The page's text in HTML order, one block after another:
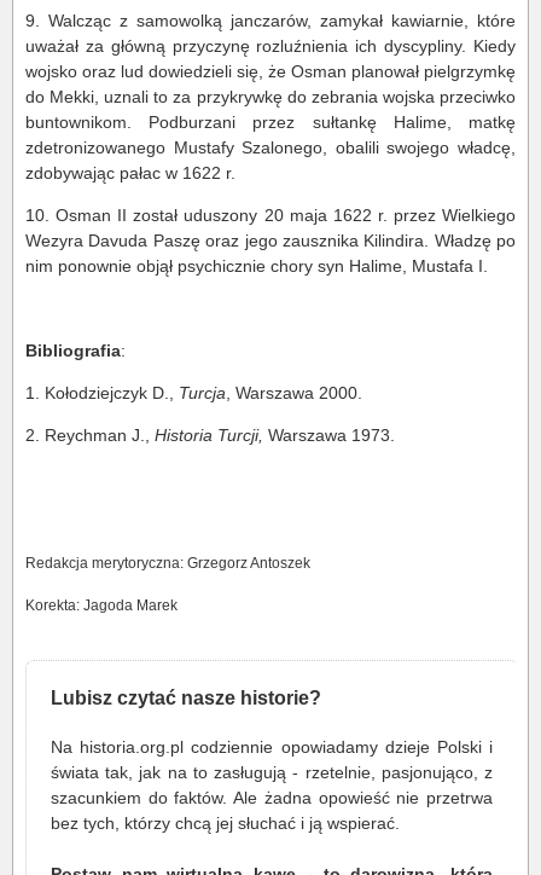
9. Walcząc z samowolką janczarów, zamykał kawiarnie, które
uważał za główną przyczynę rozluźnienia ich dyscypliny. Kiedy
wojsko oraz lud dowiedzieli się, że Osman planował pielgrzymkę
do Mekki, uznali to za przykrywkę do zebrania wojska przeciwko
buntownikom. Podburzani przez sułtankę Halime, matkę
zdetronizowanego Mustafy Szalonego, obalili swojego władcę,
zdobywając pałac w 1622 r.
10. Osman II został uduszony 20 maja 1622 r. przez Wielkiego
Wezyra Davuda Paszę oraz jego zausznika Kilindira. Władzę po
nim ponownie objął psychicznie chory syn Halime, Mustafa I.
Bibliografia:
1. Kołodziejczyk D., Turcja , Warszawa 2000.
2. Reychman J., Historia Turcji, Warszawa 1973.
Redakcja merytoryczna: Grzegorz Antoszek
Korekta: Jagoda Marek
Lubisz czytać nasze historie?
Na historia.org.pl codziennie opowiadamy dzieje Polski i
świata tak, jak na to zasługują - rzetelnie, pasjonująco, z
szacunkiem do faktów. Ale żadna opowieść nie przetrwa
bez tych, którzy chcą jej słuchać i ją wspierać.